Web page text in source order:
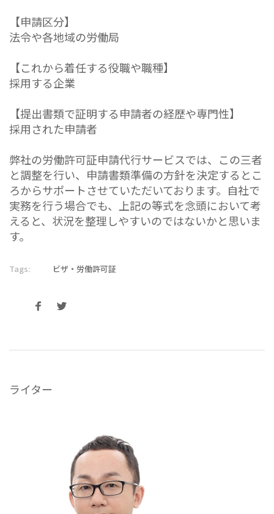
【申請区分】
法令や各地域の労働局
【これから着任する役職や職種】
採用する企業
【提出書類で証明する申請者の経歴や専門性】
採用された申請者
弊社の労働許可証申請代行サービスでは、この三者
と調整を行い、申請書類準備の方針を決定するとこ
ろからサポートさせていただいております。自社で
実務を行う場合でも、上記の等式を念頭において考
えると、状況を整理しやすいのではないかと思いま
す。
Tags: ビザ・労働許可証
ライター